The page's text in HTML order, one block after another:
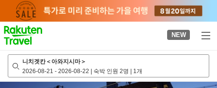
page
NEW
니치겟칸＜아와지시마＞
2026-08-21 - 2026-08-22 | 숙박 인원 2명 | 1개